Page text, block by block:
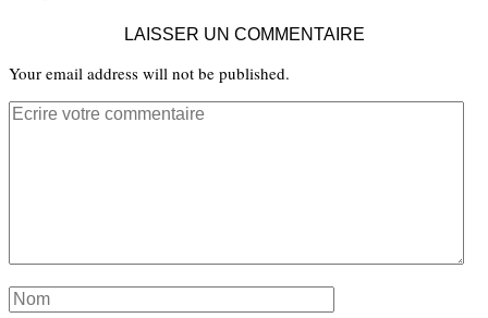
LAISSER UN COMMENTAIRE
Your email address will not be published.